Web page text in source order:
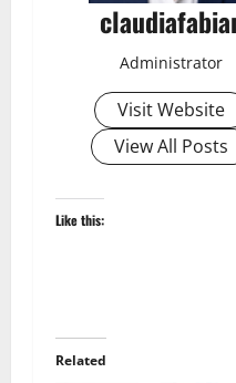
Administrator
Visit Website
View All Posts
Like this:
Related